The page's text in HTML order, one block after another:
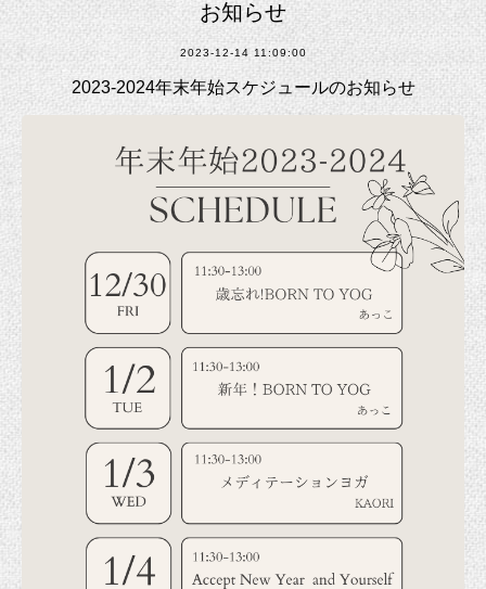
お知らせ
2023-12-14 11:09:00
2023-2024年末年始スケジュールのお知らせ